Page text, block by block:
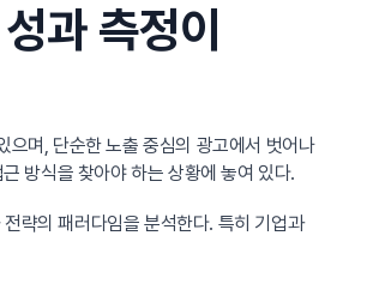
과 측정이
으며, 단순한 노출 중심의 광고에서 벗어나
방식을 찾아야 하는 상황에 놓여 있다.
략의 패러다임을 분석한다. 특히 기업과